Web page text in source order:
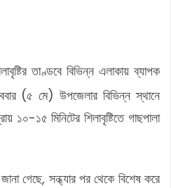
তাণ্ডবে বিভিন্ন এলাকায় ব্যাপক
(৫ মে) উপজেলার বিভিন্ন স্থানে
১০-১৫ মিনিটের শিলাবৃষ্টিতে গাছপালা
গেছে, সন্ধ্যার পর থেকে বিশেষ করে